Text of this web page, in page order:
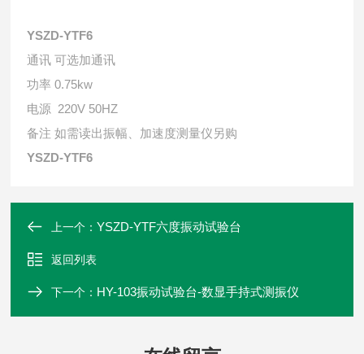
YSZD-YTF6
通讯 可选加通讯
功率 0.75kw
电源 220V 50HZ
备注 如需读出振幅、加速度测量仪另购
YSZD-YTF6
上一个：YSZD-YTF六度振动试验台
返回列表
下一个： HY-103振动试验台-数显手持式测振仪